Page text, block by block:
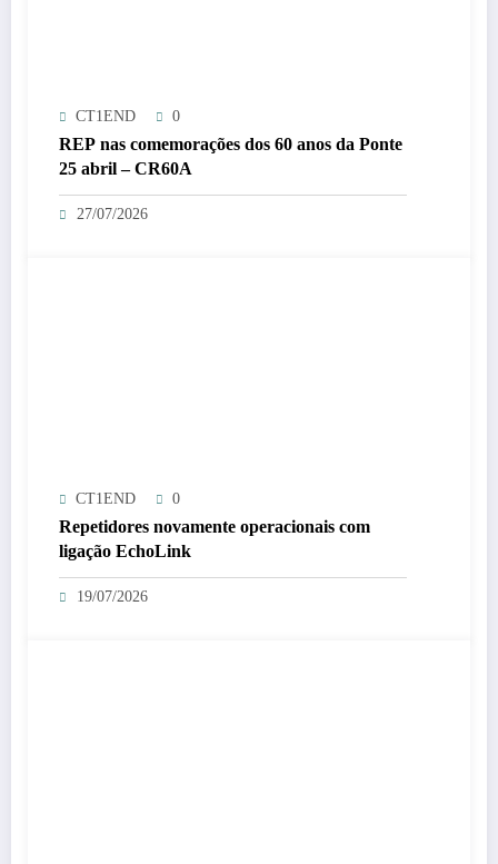
CT1END 0
REP nas comemorações dos 60 anos da Ponte
25 abril – CR60A
27/07/2026
CT1END 0
Repetidores novamente operacionais com
ligação EchoLink
19/07/2026